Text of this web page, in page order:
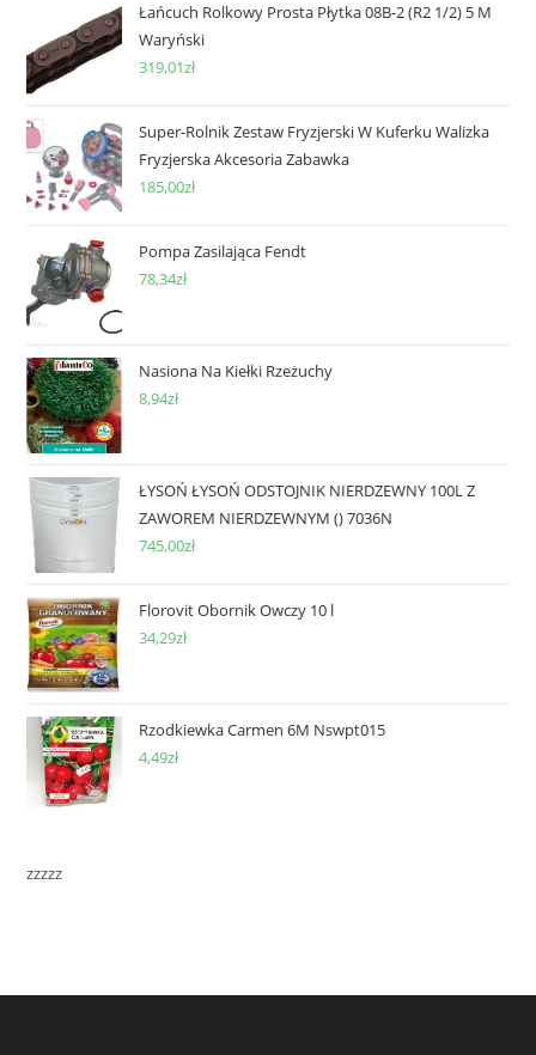
Łańcuch Rolkowy Prosta Płytka 08B-2 (R2 1/2) 5 M
Waryński
319,01zł
Super-Rolnik Zestaw Fryzjerski W Kuferku Walizka
Fryzjerska Akcesoria Zabawka
185,00zł
Pompa Zasilająca Fendt
78,34zł
Nasiona Na Kiełki Rzeżuchy
8,94zł
ŁYSOŃ ŁYSOŃ ODSTOJNIK NIERDZEWNY 100L Z
ZAWOREM NIERDZEWNYM () 7036N
745,00zł
Florovit Obornik Owczy 10 l
34,29zł
Rzodkiewka Carmen 6M Nswpt015
4,49zł
zzzzz